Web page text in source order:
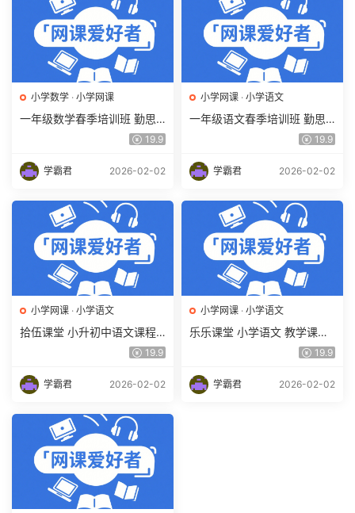
小学数学 · 小学网课
一年级数学春季培训班 勤思
在线 何俞霖 9.6G课程百度网
19.9
学霸君 2026-02-02
小学网课 · 小学语文
一年级语文春季培训班 勤思
在线 潘晓琳 9.87G课程百度
19.9
学霸君 2026-02-02
小学网课 · 小学语文
拾伍课堂 小升初中语文课程 2
5.83G课程百度网盘下载 19.9
学霸君 2026-02-02
小学网课 · 小学语文
乐乐课堂 小学语文 教学课程
19.9
学霸君 2026-02-02